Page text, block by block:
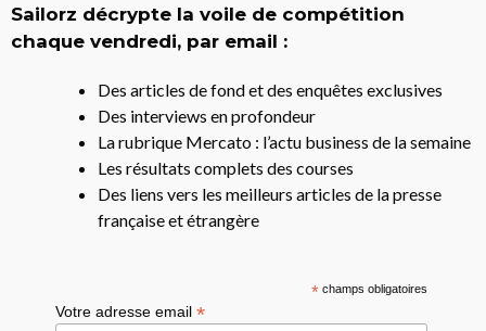
Sailorz décrypte la voile de compétition
chaque vendredi, par email :
Des articles de fond et des enquêtes exclusives
Des interviews en profondeur
La rubrique Mercato : l’actu business de la semaine
Les résultats complets des courses
Des liens vers les meilleurs articles de la presse
française et étrangère
*champs obligatoires
Votre adresse email*